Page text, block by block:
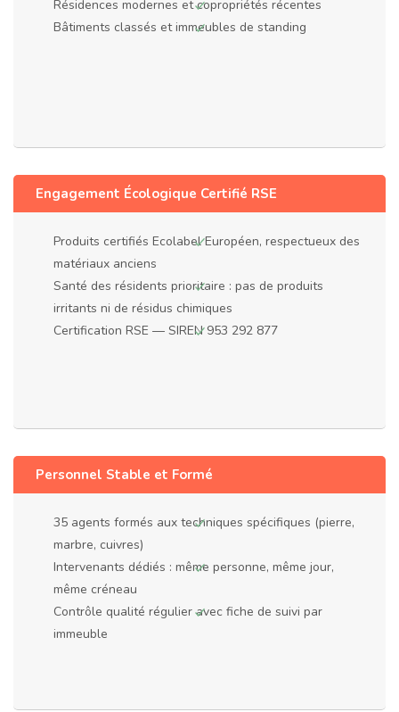
Résidences modernes et copropriétés récentes
Bâtiments classés et immeubles de standing
Engagement Écologique Certifié RSE
Produits certifiés Ecolabel Européen, respectueux des
matériaux anciens
Santé des résidents prioritaire : pas de produits
irritants ni de résidus chimiques
Certification RSE — SIREN 953 292 877
Personnel Stable et Formé
35 agents formés aux techniques spécifiques (pierre,
marbre, cuivres)
Intervenants dédiés : même personne, même jour,
même créneau
Contrôle qualité régulier avec fiche de suivi par
immeuble